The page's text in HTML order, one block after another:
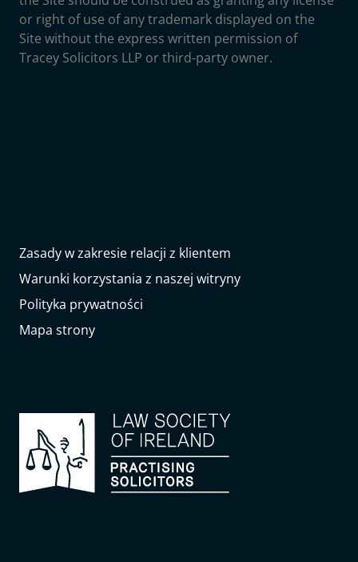
or right of use of any trademark displayed on the
Site without the express written permission of
Tracey Solicitors LLP or third-party owner.
Zasady w zakresie relacji z klientem
Warunki korzystania z naszej witryny
Polityka prywatności
Mapa strony